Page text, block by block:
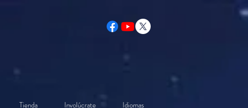
Tienda Involúcrate Idiomas